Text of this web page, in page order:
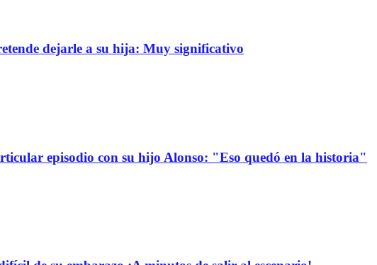
dejarle a su hija: Muy significativo
episodio con su hijo Alonso: "Eso quedó en la historia"